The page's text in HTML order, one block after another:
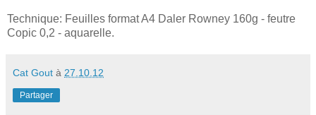
Technique: Feuilles format A4 Daler Rowney 160g - feutre
Copic 0,2 - aquarelle.
Cat Gout à 27.10.12
Partager